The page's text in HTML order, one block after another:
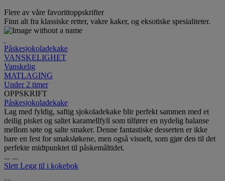
Flere av våre favorittoppskrifter
Finn alt fra klassiske retter, vakre kaker, og eksotiske spesialiteter.
Påskesjokoladekake
VANSKELIGHET
Vanskelig
MATLAGING
Under 2 timer
OPPSKRIFT
Påskesjokoladekake
Lag med fyldig, saftig sjokoladekake blir perfekt sammen med et
deilig pisket og saltet karamellfyll som tilfører en nydelig balanse
mellom søte og salte smaker. Denne fantastiske desserten er ikke
bare en fest for smaksløkene, men også visuelt, som gjør den til det
perfekte midtpunktet til påskemåltidet.
... ...
Slett Legg til i kokebok